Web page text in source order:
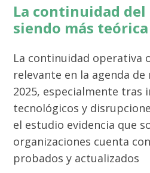
La continuidad
siendo más
La continuidad operativa
relevante en la agenda
2025, especialmente tras
tecnológicos y
el estudio evidencia que
organizaciones cuenta
probados y actualizados